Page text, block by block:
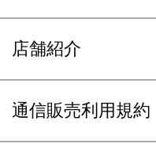
店舗紹介
通信販売利用規約